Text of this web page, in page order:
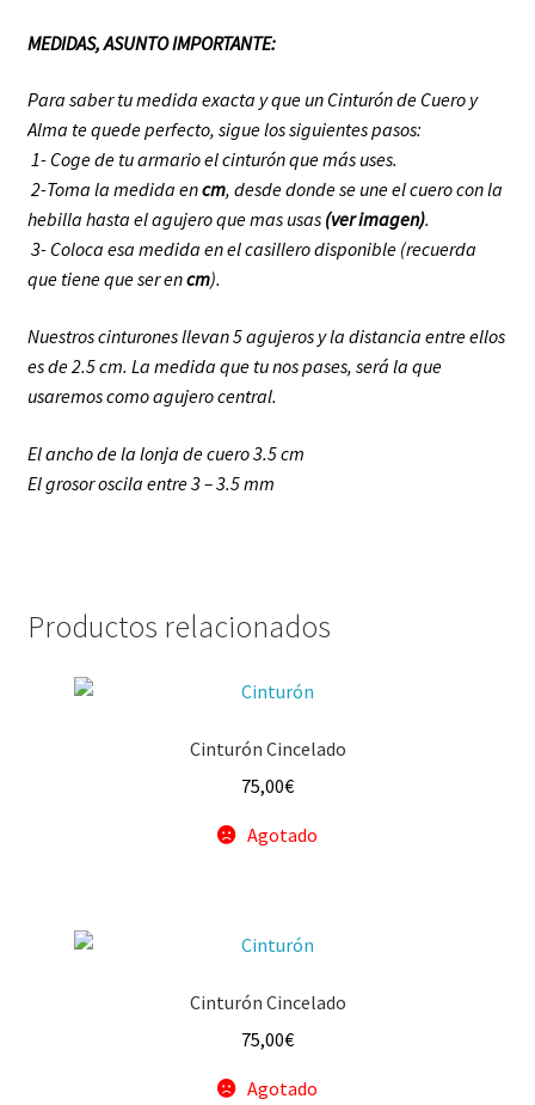
MEDIDAS, ASUNTO IMPORTANTE:
Para saber tu medida exacta y que un Cinturón de Cuero y
Alma te quede perfecto, sigue los siguientes pasos:
1- Coge de tu armario el cinturón que más uses.
2-Toma la medida encm, desde donde se une el cuero con la
hebilla hasta el agujero que mas usas (ver imagen).
3- Coloca esa medida en el casillero disponible (recuerda
que tiene que ser encm).
Nuestros cinturones llevan 5 agujeros y la distancia entre ellos
es de 2.5 cm. La medida que tu nos pases, será la que
usaremos como agujero central.
El ancho de la lonja de cuero 3.5 cm
El grosor oscila entre 3 – 3.5 mm
Productos relacionados
Cinturón Cincelado
75,00€
Agotado
Cinturón Cincelado
75,00€
Agotado